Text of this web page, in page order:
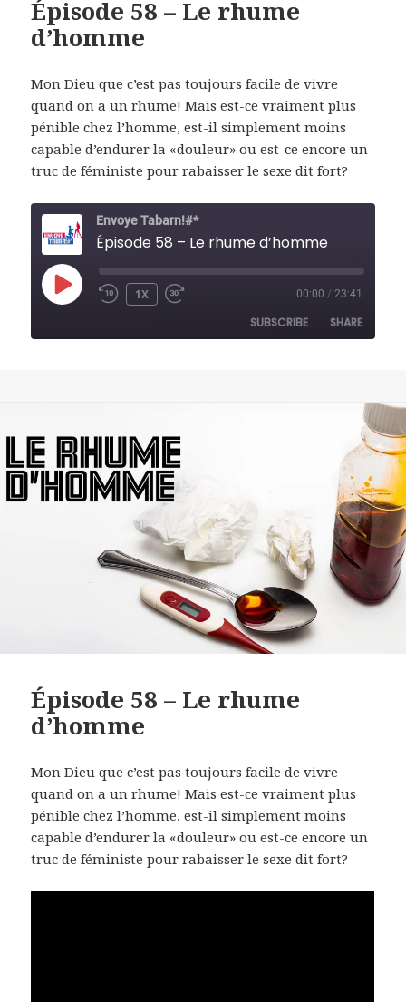
Épisode 58 – Le rhume
d’homme
Mon Dieu que c’est pas toujours facile de vivre
quand on a un rhume! Mais est-ce vraiment plus
pénible chez l’homme, est-il simplement moins
capable d’endurer la «douleur» ou est-ce encore un
truc de féministe pour rabaisser le sexe dit fort?
Envoye Tabarn!#*
Épisode 58 – Le rhume d’homme
PLAY
EPISODE REWIND
1X
FAST
00:00 / 23:41
SUBSCRIBE SHARE
EMBED
Épisode 58 – Le rhume
d’homme
Mon Dieu que c’est pas toujours facile de vivre
quand on a un rhume! Mais est-ce vraiment plus
pénible chez l’homme, est-il simplement moins
capable d’endurer la «douleur» ou est-ce encore un
truc de féministe pour rabaisser le sexe dit fort?